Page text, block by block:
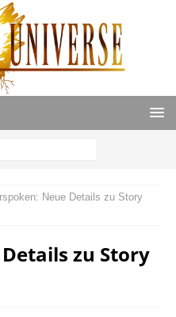
Neue Details zu Story
zu Story